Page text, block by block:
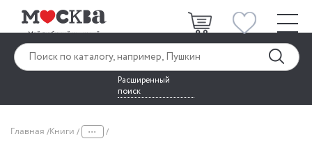
Расширенный
поиск
Главная Книги ...